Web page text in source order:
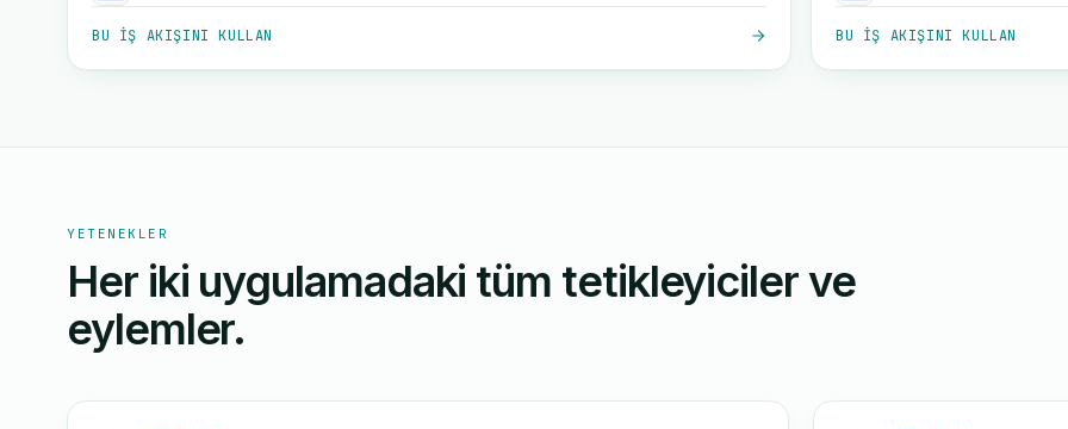
BU IŞ AKIŞINI KULLAN BU IŞ AKIŞINI KULLAN
YETENEKLER
Her iki uygulamadaki tüm tetikleyiciler ve
eylemler.